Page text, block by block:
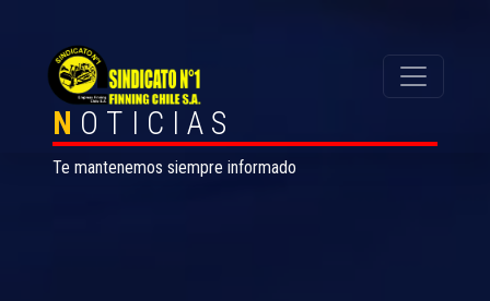
N OTICIAS
Te mantenemos siempre informado